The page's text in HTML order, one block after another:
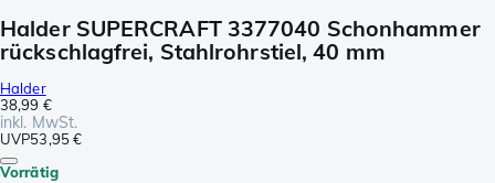
Halder SUPERCRAFT 3377040 Schonhammer
rückschlagfrei, Stahlrohrstiel, 40 mm
Halder
38,99 €
inkl. MwSt.
UVP53,95 €
Vorrätig